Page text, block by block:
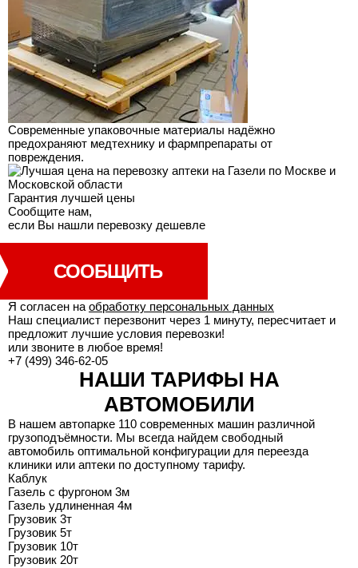
Современные упаковочные материалы надёжно
предохраняют медтехнику и фармпрепараты от
повреждения.
Гарантия лучшей цены
Сообщите нам,
если Вы нашли перевозку дешевле
СООБЩИТЬ
Я согласен на обработку персональных данных
Наш специалист перезвонит через 1 минуту, пересчитает и
предложит лучшие условия перевозки!
или звоните в любое время!
+7 (499) 346-62-05
НАШИ ТАРИФЫ НА
АВТОМОБИЛИ
В нашем автопарке 110 современных машин различной
грузоподъёмности. Мы всегда найдем свободный
автомобиль оптимальной конфигурации для переезда
клиники или аптеки по доступному тарифу.
Каблук
Газель с фургоном 3м
Газель удлиненная 4м
Грузовик 3т
Грузовик 5т
Грузовик 10т
Грузовик 20т